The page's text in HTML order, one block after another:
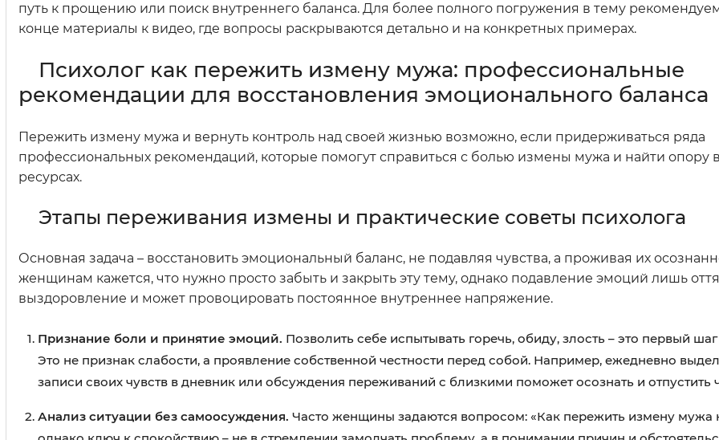
путь к прощению или поиск внутреннего баланса. Для более полного погружения в тему
конце материалы к видео, где вопросы раскрываются детально и на конкретных примерах.
Психолог как пережить измену мужа: профессиональные
рекомендации для восстановления эмоционального баланса
Пережить измену мужа и вернуть контроль над своей жизнью возможно, если придерживаться ряда
профессиональных рекомендаций, которые помогут справиться с болью измены мужа и найти опору
ресурсах.
Этапы переживания измены и практические советы психолога
Основная задача – восстановить эмоциональный баланс, не подавляя чувства, а проживая их
женщинам кажется, что нужно просто забыть и закрыть эту тему, однако подавление эмоций лишь
выздоровление и может провоцировать постоянное внутреннее напряжение.
Признание боли и принятие эмоций. Позволить себе испытывать горечь, обиду, злость – это первый
Это не признак слабости, а проявление собственной честности перед собой. Например, ежедневно
записи своих чувств в дневник или обсуждения переживаний с близкими поможет осознать и отпустить
Анализ ситуации без самоосуждения. Часто женщины задаются вопросом: «Как пережить измену мужа